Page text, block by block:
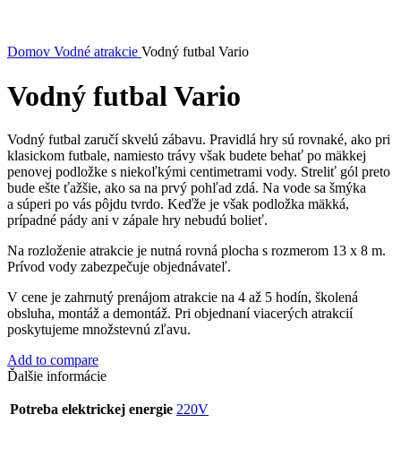
Domov Vodné atrakcie Vodný futbal Vario
Vodný futbal Vario
Vodný futbal zaručí skvelú zábavu. Pravidlá hry sú rovnaké, ako pri
klasickom futbale, namiesto trávy však budete behať po mäkkej
penovej podložke s niekoľkými centimetrami vody. Streliť gól preto
bude ešte ťažšie, ako sa na prvý pohľad zdá. Na vode sa šmýka
a súperi po vás pôjdu tvrdo. Keďže je však podložka mäkká,
prípadné pády ani v zápale hry nebudú bolieť.
Na rozloženie atrakcie je nutná rovná plocha s rozmerom 13 x 8 m.
Prívod vody zabezpečuje objednávateľ.
V cene je zahrnutý prenájom atrakcie na 4 až 5 hodín, školená
obsluha, montáž a demontáž. Pri objednaní viacerých atrakcií
poskytujeme množstevnú zľavu.
Add to compare
Ďalšie informácie
Potreba elektrickej energie 220V